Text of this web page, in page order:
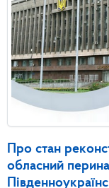
Про стан
обласний